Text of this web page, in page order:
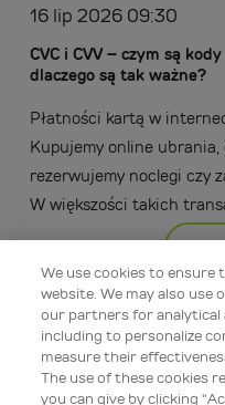
16 lip 2026 09:30
CVC i CVV – czym są
dlaczego są tak ważne?
Płatności kartą w
Kupujemy online ubrania,
rezerwujemy noclegi czy
W większości takich
We use cookies to
website. We may also use
our partners for analytical
including to personalize
measure their
The use of these cookies
you can give by clicking